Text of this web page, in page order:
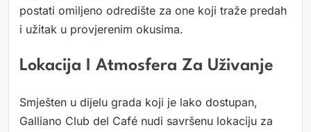
postati omiljeno odredište za one koji traže predah
i užitak u provjerenim okusima.
Lokacija I Atmosfera Za Uživanje
Smješten u dijelu grada koji je lako dostupan,
Galliano Club del Café nudi savršenu lokaciju za